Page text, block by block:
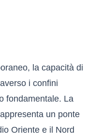
la capacità di
i confini
fondamentale. La
un ponte
Oriente e il Nord